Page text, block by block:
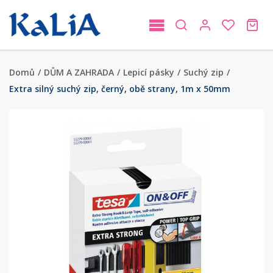
Domů / DŮM A ZAHRADA / Lepicí pásky / Suchý zip /
Extra silný suchý zip, černý, obě strany, 1m x 50mm